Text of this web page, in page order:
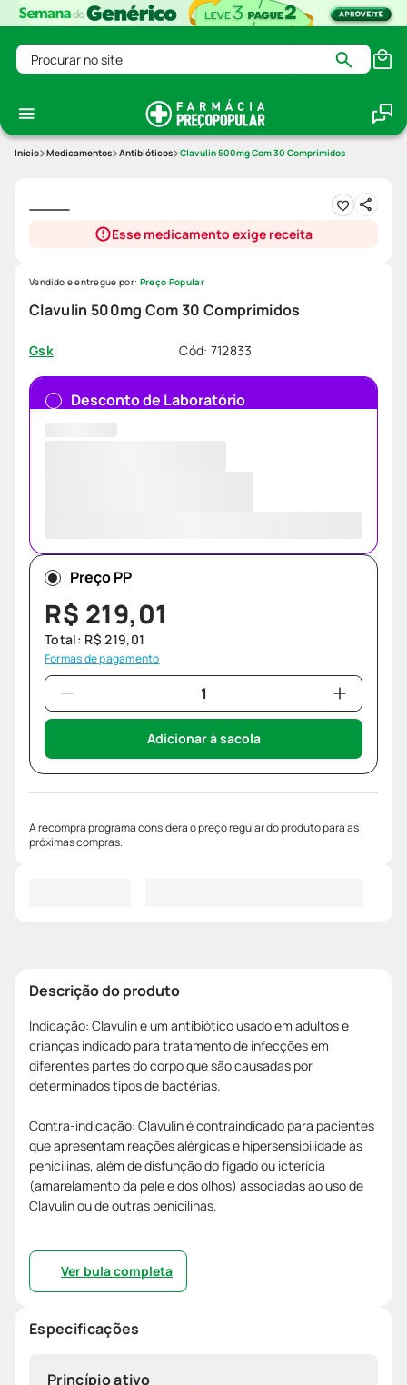
Procurar no site
Medicamentos Antibióticos Clavulin 500mg Com 30 Comprimidos
Esse medicamento exige receita
Clavulin 500mg Com 30 Comprimidos
Gsk Cód: 712833
Vendido e entregue por: Preço Popular
Desconto de Laboratório
Preço PP
R$ 219,01
Total: R$ 219,01
Formas de pagamento
Adicionar à sacola
A recompra programa considera o preço regular do produto para as
próximas compras.
Descrição do produto
Indicação: Clavulin é um antibiótico usado em adultos e
crianças indicado para tratamento de infecções em
diferentes partes do corpo que são causadas por
determinados tipos de bactérias.
Contra-indicação: Clavulin é contraindicado para pacientes
que apresentam reações alérgicas e hipersensibilidade às
penicilinas, além de disfunção do fígado ou icterícia
(amarelamento da pele e dos olhos) associadas ao uso de
Clavulin ou de outras penicilinas.
Ver bula completa
Especificações
Princípio ativo